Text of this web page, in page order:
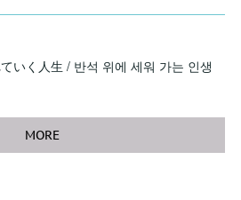
いく人生 / 반석 위에 세워 가는 인생
MORE